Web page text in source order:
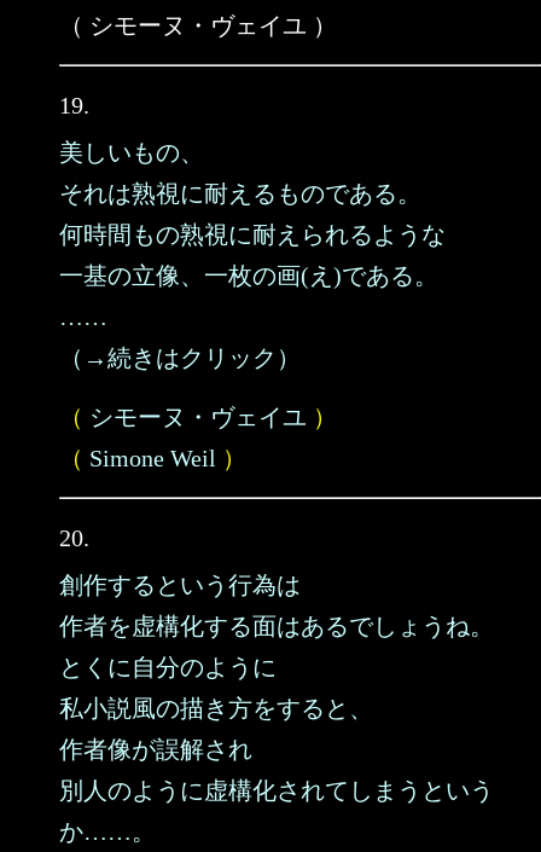
（ シモーヌ・ヴェイユ ）
19.
美しいもの、
それは熟視に耐えるものである。
何時間もの熟視に耐えられるような
一基の立像、一枚の画(え)である。
……
（→続きはクリック）
（ シモーヌ・ヴェイユ ）
（ Simone Weil ）
20.
創作するという行為は
作者を虚構化する面はあるでしょうね。
とくに自分のように
私小説風の描き方をすると、
作者像が誤解され
別人のように虚構化されてしまうという
か……。